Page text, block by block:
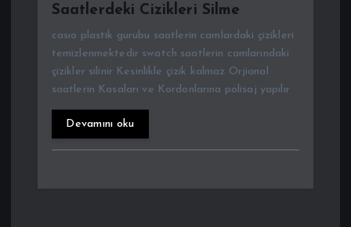
Saatlerdeki Cizikleri Silme
casıo plastik gurubu saatlerin camlardaki çizikleri
temizlenmektedir swatch saatlerin camlarındaki
çizikler silinir Kesinlikle çizik kalmaz Orjianal
saatlerin Kasaları ve Kordonlarına polisaj yapılır
Devamını oku